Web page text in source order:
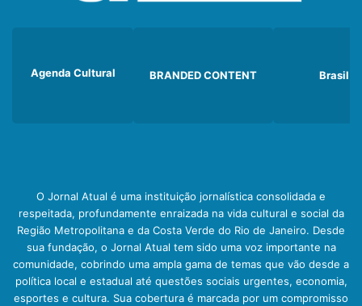
Agenda Cultural BRANDED CONTENT Brasil
O Jornal Atual é uma instituição jornalística consolidada e
respeitada, profundamente enraizada na vida cultural e social da
Região Metropolitana e da Costa Verde do Rio de Janeiro. Desde
sua fundação, o Jornal Atual tem sido uma voz importante na
comunidade, cobrindo uma ampla gama de temas que vão desde a
política local e estadual até questões sociais urgentes, economia,
esportes e cultura. Sua cobertura é marcada por um compromisso